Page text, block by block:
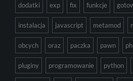
dodatki exp fix funkcje
instalacja javascript metamod
obcych oraz paczka pawn
pluginy programowanie python